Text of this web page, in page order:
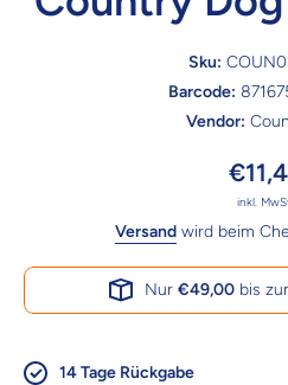
Sku:
Barcode:
Vendor:
inkl.
Versand wird beim
Nur €49,00bis
14 Tage Rückgabe